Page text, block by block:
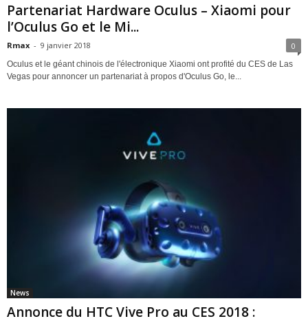
Partenariat Hardware Oculus – Xiaomi pour
l’Oculus Go et le Mi...
Rmax - 9 janvier 2018 0
Oculus et le géant chinois de l'électronique Xiaomi ont profité du CES de Las
Vegas pour annoncer un partenariat à propos d'Oculus Go, le...
News
Annonce du HTC Vive Pro au CES 2018 :